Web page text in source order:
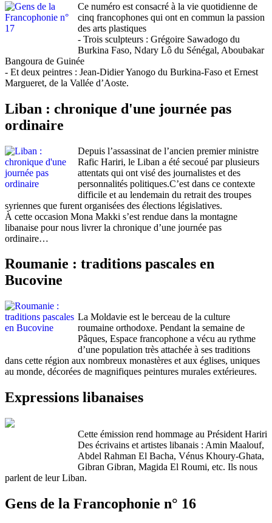
Ce numéro est consacré à la vie quotidienne de
cinq francophones qui ont en commun la passion
des arts plastiques
- Trois sculpteurs : Grégoire Sawadogo du
Burkina Faso, Ndary Lô du Sénégal, Aboubakar
Bangoura de Guinée
- Et deux peintres : Jean-Didier Yanogo du Burkina-Faso et Ernest
Margueret, de la Vallée d’Aoste.
Liban : chronique d'une journée pas
ordinaire
Depuis l’assassinat de l’ancien premier ministre
Rafic Hariri, le Liban a été secoué par plusieurs
attentats qui ont visé des journalistes et des
personnalités politiques.C’est dans ce contexte
difficile et au lendemain du retrait des troupes
syriennes que furent organisées des élections législatives.
À cette occasion Mona Makki s’est rendue dans la montagne
libanaise pour nous livrer la chronique d’une journée pas
ordinaire…
Roumanie : traditions pascales en
Bucovine
La Moldavie est le berceau de la culture
roumaine orthodoxe. Pendant la semaine de
Pâques, Espace francophone a vécu au rythme
d’une population très attachée à ses traditions
dans cette région aux nombreux monastères et aux églises, uniques
au monde, décorées de magnifiques peintures murales extérieures.
Expressions libanaises
Cette émission rend hommage au Président Hariri
Des écrivains et artistes libanais : Amin Maalouf,
Abdel Rahman El Bacha, Vénus Khoury-Ghata,
Gibran Gibran, Magida El Roumi, etc. Ils nous
parlent de leur Liban.
Gens de la Francophonie n° 16